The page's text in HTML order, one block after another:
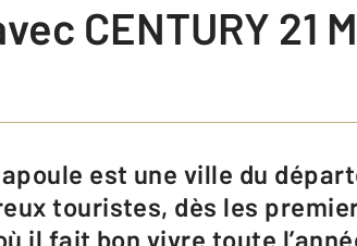
CENTURY 21
touristes, dès les
il fait bon vivre toute